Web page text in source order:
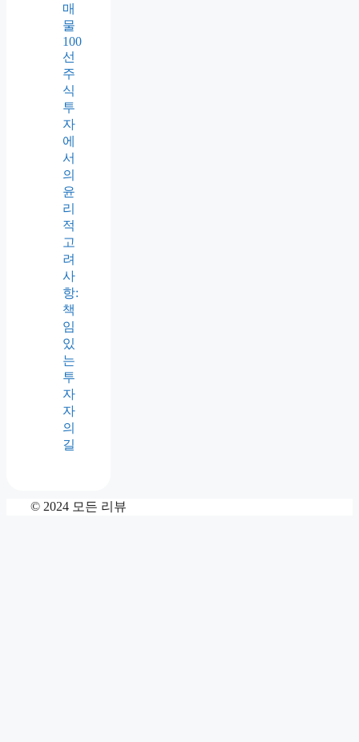
매
물
100
선
주
식
투
자
에
서
의
윤
리
적
고
려
사
항:
책
임
있
는
투
자
자
의
길
© 2024 모든 리뷰